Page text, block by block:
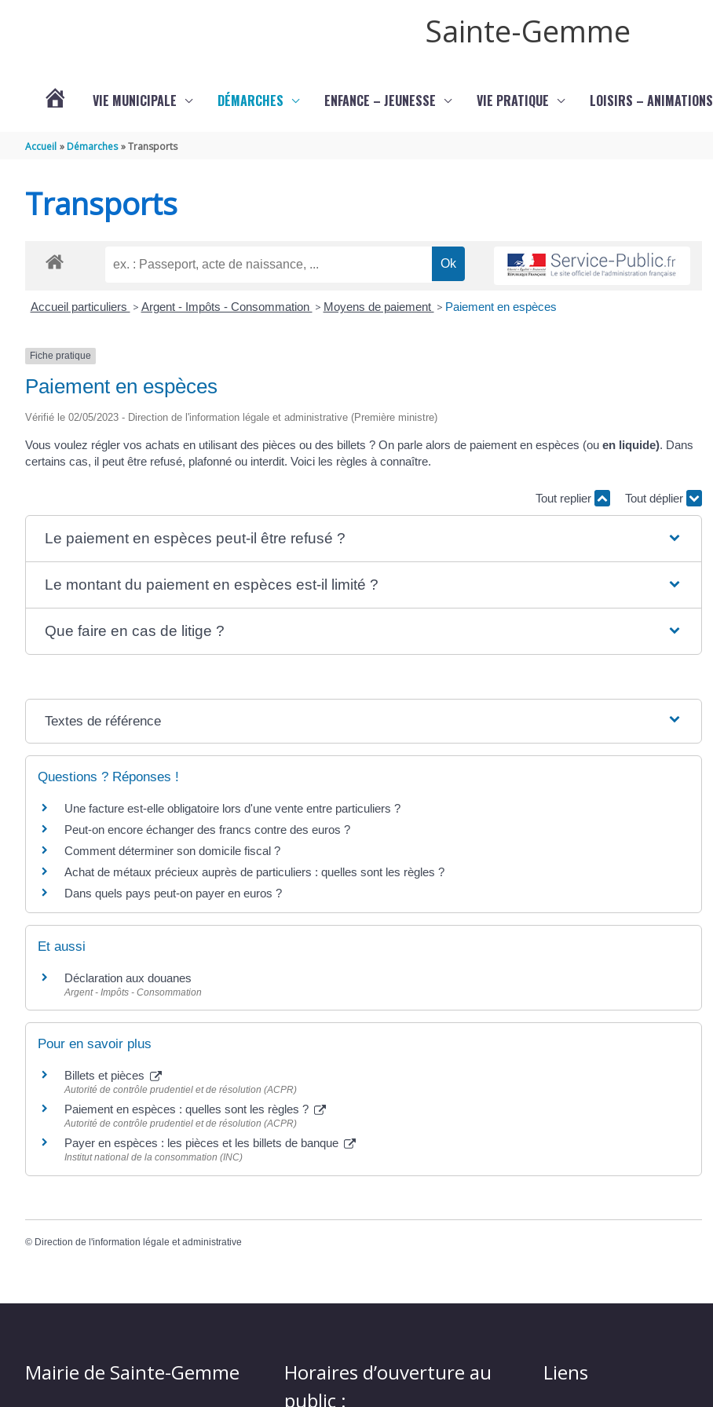
Sainte-Gemme
GEMME
VIE MUNICIPALE DÉMARCHES ENFANCE – JEUNESSE VIE PRATIQUE LOISIRS – ANIMATIONS
Accueil Démarches Transports
Transports
Accueil particuliers > Argent - Impôts - Consommation > Moyens de paiement > Paiement en espèces
Fiche pratique
Paiement en espèces
Vérifié le 02/05/2023 - Direction de l'information légale et administrative (Première ministre)
Vous voulez régler vos achats en utilisant des pièces ou des billets ? On parle alors de paiement en espèces (ou en liquide). Dans
certains cas, il peut être refusé, plafonné ou interdit. Voici les règles à connaître.
Tout replier Tout déplier
Le paiement en espèces peut-il être refusé ?
Le montant du paiement en espèces est-il limité ?
Que faire en cas de litige ?
Textes de référence
Questions ? Réponses !
Une facture est-elle obligatoire lors d'une vente entre particuliers ?
Peut-on encore échanger des francs contre des euros ?
Comment déterminer son domicile fiscal ?
Achat de métaux précieux auprès de particuliers : quelles sont les règles ?
Dans quels pays peut-on payer en euros ?
Et aussi
Déclaration aux douanes
Argent - Impôts - Consommation
Pour en savoir plus
Billets et pièces
Autorité de contrôle prudentiel et de résolution (ACPR)
Paiement en espèces : quelles sont les règles ?
Autorité de contrôle prudentiel et de résolution (ACPR)
Payer en espèces : les pièces et les billets de banque
Institut national de la consommation (INC)
© Direction de l'information légale et administrative
Mairie de Sainte-Gemme
Horaires d’ouverture au
public :
Liens